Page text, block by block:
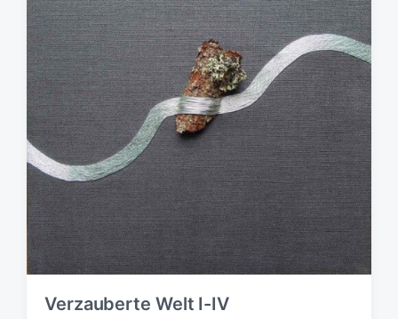
Verzauberte Welt I-IV